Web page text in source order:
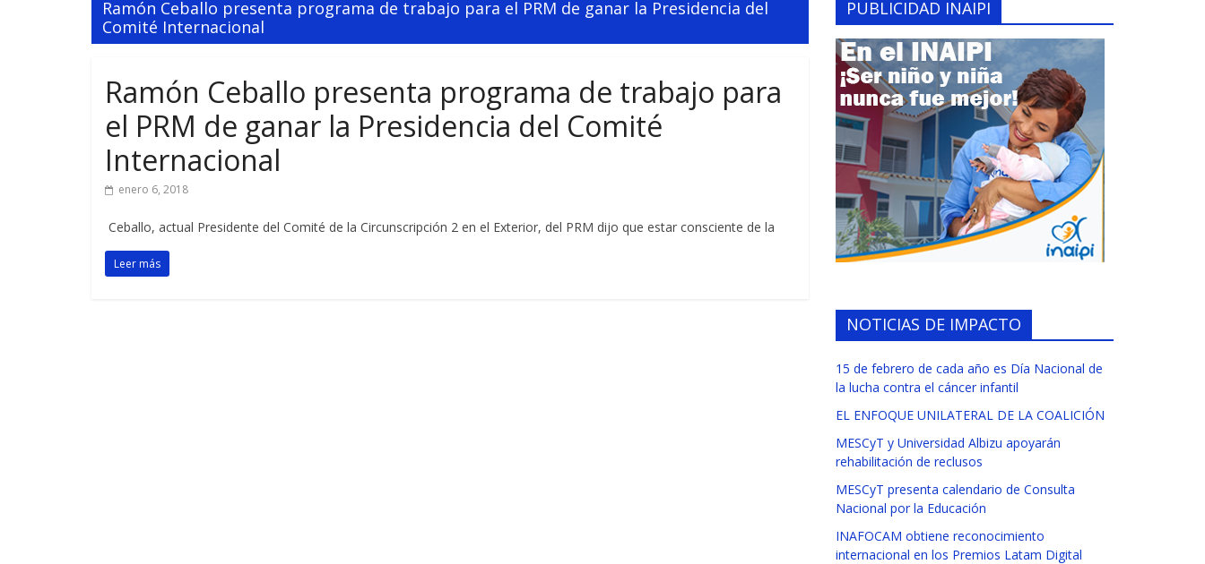
Ramón Ceballo presenta programa de trabajo para el PRM de ganar la Presidencia del
Comité Internacional
Ramón Ceballo presenta programa de trabajo para
el PRM de ganar la Presidencia del Comité
Internacional
enero 6, 2018
Ceballo, actual Presidente del Comité de la Circunscripción 2 en el Exterior, del PRM dijo que estar consciente de la
Leer más
PUBLICIDAD INAIPI
NOTICIAS DE IMPACTO
15 de febrero de cada año es Día Nacional de
la lucha contra el cáncer infantil
EL ENFOQUE UNILATERAL DE LA COALICIÓN
MESCyT y Universidad Albizu apoyarán
rehabilitación de reclusos
MESCyT presenta calendario de Consulta
Nacional por la Educación
INAFOCAM obtiene reconocimiento
internacional en los Premios Latam Digital